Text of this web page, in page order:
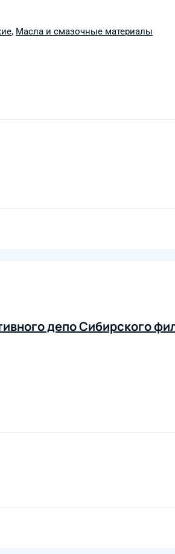
, Масла и смазочные материалы
депо Сибирского